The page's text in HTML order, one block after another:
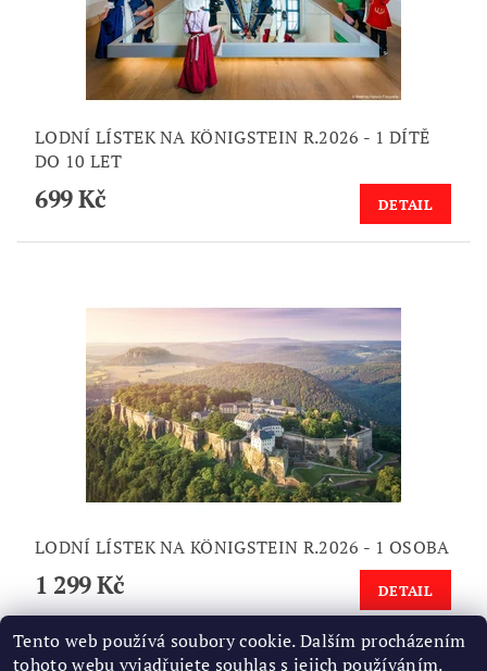
LODNÍ LÍSTEK NA KÖNIGSTEIN R.2026 - 1 DÍTĚ
DO 10 LET
699 Kč DETAIL
LODNÍ LÍSTEK NA KÖNIGSTEIN R.2026 - 1 OSOBA
1 299 Kč DETAIL
Tento web používá soubory cookie. Dalším procházením
tohoto webu vyjadřujete souhlas s jejich používáním.